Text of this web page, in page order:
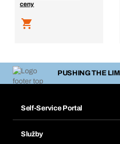
ceny
PUSHING THE
Self-Service Portal
Služby